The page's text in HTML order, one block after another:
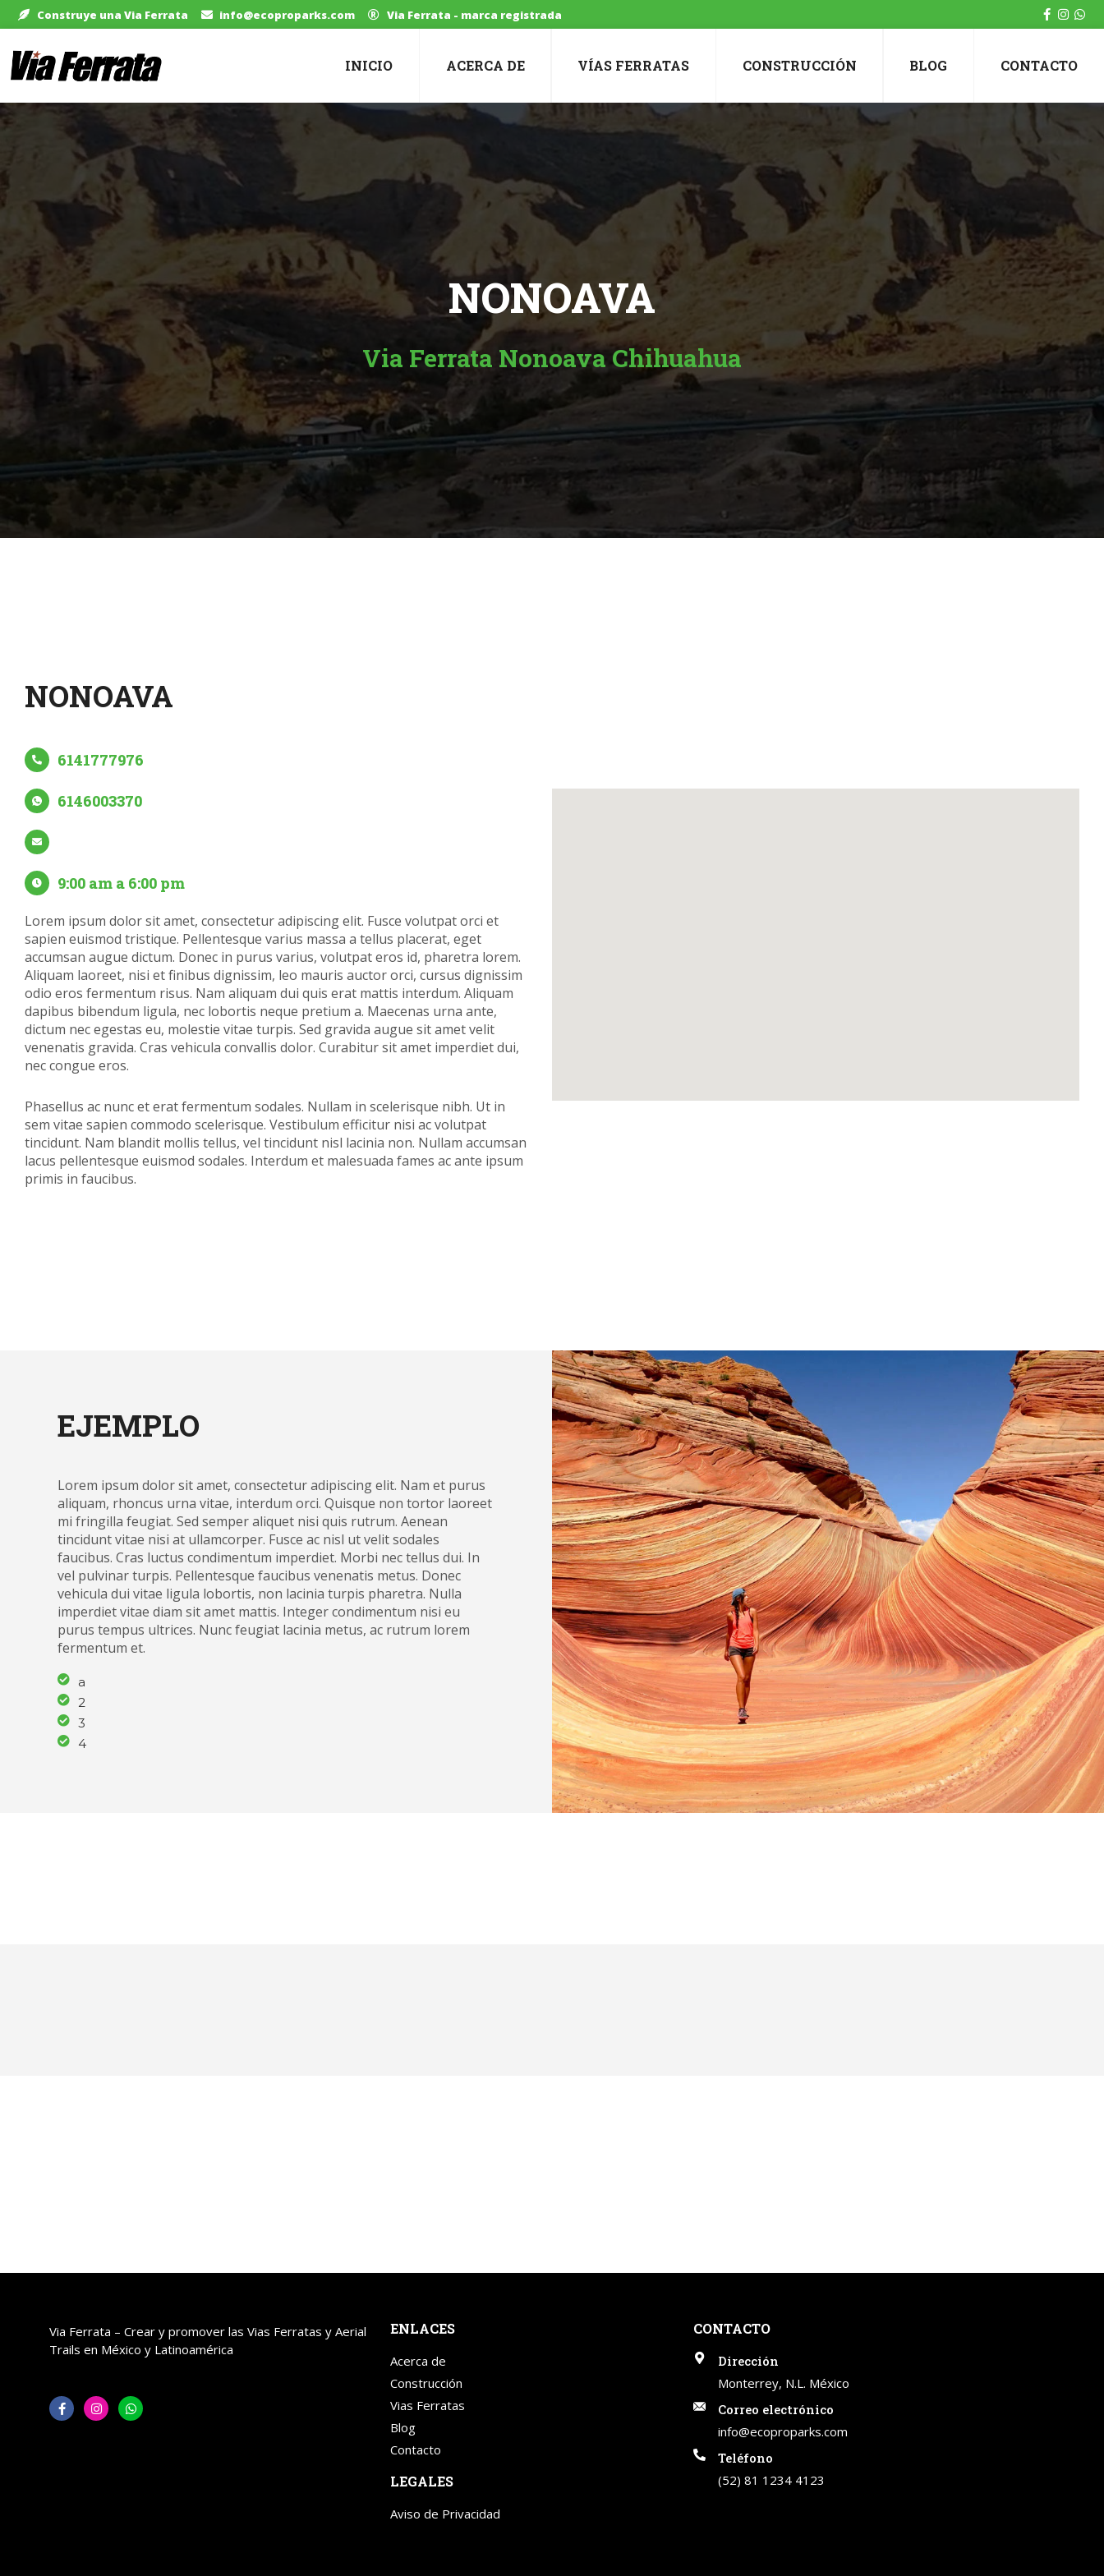
Construye una Via Ferrata info@ecoproparks.com Via Ferrata - marca registrada
INICIO ACERCA DE VÍAS FERRATAS CONSTRUCCIÓN BLOG CONTACTO
NONOAVA
Via Ferrata Nonoava Chihuahua
NONOAVA
6141777976
6146003370
9:00 am a 6:00 pm
Lorem ipsum dolor sit amet, consectetur adipiscing elit. Fusce volutpat orci et
sapien euismod tristique. Pellentesque varius massa a tellus placerat, eget
accumsan augue dictum. Donec in purus varius, volutpat eros id, pharetra lorem.
Aliquam laoreet, nisi et finibus dignissim, leo mauris auctor orci, cursus dignissim
odio eros fermentum risus. Nam aliquam dui quis erat mattis interdum. Aliquam
dapibus bibendum ligula, nec lobortis neque pretium a. Maecenas urna ante,
dictum nec egestas eu, molestie vitae turpis. Sed gravida augue sit amet velit
venenatis gravida. Cras vehicula convallis dolor. Curabitur sit amet imperdiet dui,
nec congue eros.
Phasellus ac nunc et erat fermentum sodales. Nullam in scelerisque nibh. Ut in
sem vitae sapien commodo scelerisque. Vestibulum efficitur nisi ac volutpat
tincidunt. Nam blandit mollis tellus, vel tincidunt nisl lacinia non. Nullam accumsan
lacus pellentesque euismod sodales. Interdum et malesuada fames ac ante ipsum
primis in faucibus.
EJEMPLO
Lorem ipsum dolor sit amet, consectetur adipiscing elit. Nam et purus
aliquam, rhoncus urna vitae, interdum orci. Quisque non tortor laoreet
mi fringilla feugiat. Sed semper aliquet nisi quis rutrum. Aenean
tincidunt vitae nisi at ullamcorper. Fusce ac nisl ut velit sodales
faucibus. Cras luctus condimentum imperdiet. Morbi nec tellus dui. In
vel pulvinar turpis. Pellentesque faucibus venenatis metus. Donec
vehicula dui vitae ligula lobortis, non lacinia turpis pharetra. Nulla
imperdiet vitae diam sit amet mattis. Integer condimentum nisi eu
purus tempus ultrices. Nunc feugiat lacinia metus, ac rutrum lorem
fermentum et.
a
2
3
4
Via Ferrata – Crear y promover las Vias Ferratas y Aerial
Trails en México y Latinoamérica
ENLACES
Acerca de
Construcción
Vias Ferratas
Blog
Contacto
LEGALES
Aviso de Privacidad
CONTACTO
Dirección
Monterrey, N.L. México
Correo electrónico
info@ecoproparks.com
Teléfono
(52) 81 1234 4123